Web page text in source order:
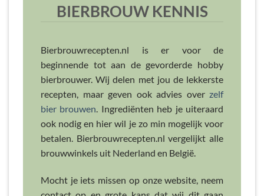
BIERBROUW KENNIS
Bierbrouwrecepten.nl is er voor de
beginnende tot aan de gevorderde hobby
bierbrouwer. Wij delen met jou de lekkerste
recepten, maar geven ook advies over zelf
bier brouwen. Ingrediënten heb je uiteraard
ook nodig en hier wil je zo min mogelijk voor
betalen. Bierbrouwrecepten.nl vergelijkt alle
brouwwinkels uit Nederland en België.
Mocht je iets missen op onze website, neem